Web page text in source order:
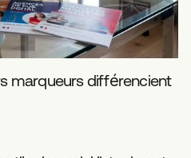
marqueurs différencient